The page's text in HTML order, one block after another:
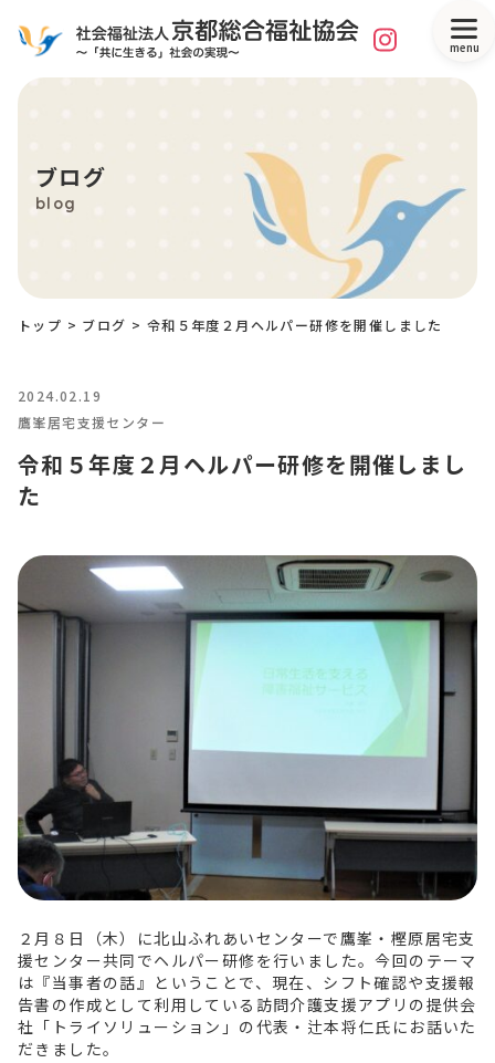
menu
ブログ
blog
トップ > ブログ > 令和５年度２月ヘルパー研修を開催しました
2024.02.19
鷹峯居宅支援センター
令和５年度２月ヘルパー研修を開催しまし
た
２月８日（木）に北山ふれあいセンターで鷹峯・樫原居宅支
援センター共同でヘルパー研修を行いました。今回のテーマ
は『当事者の話』ということで、現在、シフト確認や支援報
告書の作成として利用している訪問介護支援アプリの提供会
社「トライソリューション」の代表・辻本将仁氏にお話いた
だきました。